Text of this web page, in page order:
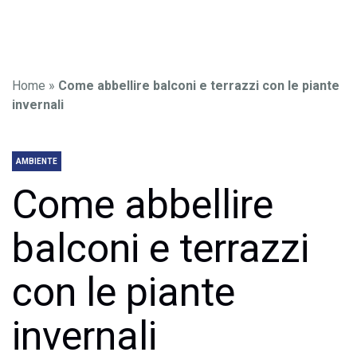
Home » Come abbellire balconi e terrazzi con le piante
invernali
AMBIENTE
Come abbellire
balconi e terrazzi
con le piante
invernali